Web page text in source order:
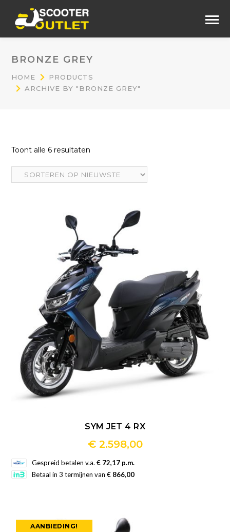
BRONZE GREY
HOME
PRODUCTS
ARCHIVE BY "BRONZE GREY"
Toont alle 6 resultaten
nieuwste
SYM JET 4 RX
€2.598,00
Dit
product
Deze
Gespreid betalen v.a.€ 72,17 p.m.
Betaal in 3 termijnen van€ 866,00
AANBIEDING!